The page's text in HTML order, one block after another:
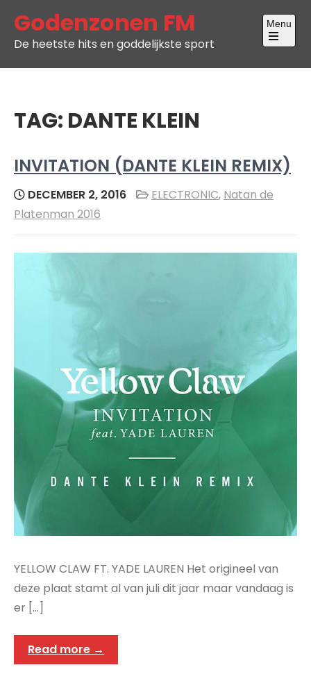
content
Godenzonen FM
De heetste hits en goddelijkste sport
Menu
Open
main
TAG: DANTE KLEIN
INVITATION (DANTE KLEIN REMIX)
DECEMBER 2, 2016 ELECTRONIC, Natan de
Platenman 2016
YELLOW CLAW FT. YADE LAUREN Het origineel van
deze plaat stamt al van juli dit jaar maar vandaag is
er […]
Read more →